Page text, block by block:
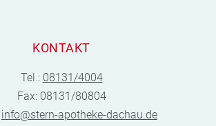
KONTAKT
Tel.: 08131/4004
Fax: 08131/80804
info@stern-apotheke-dachau.de